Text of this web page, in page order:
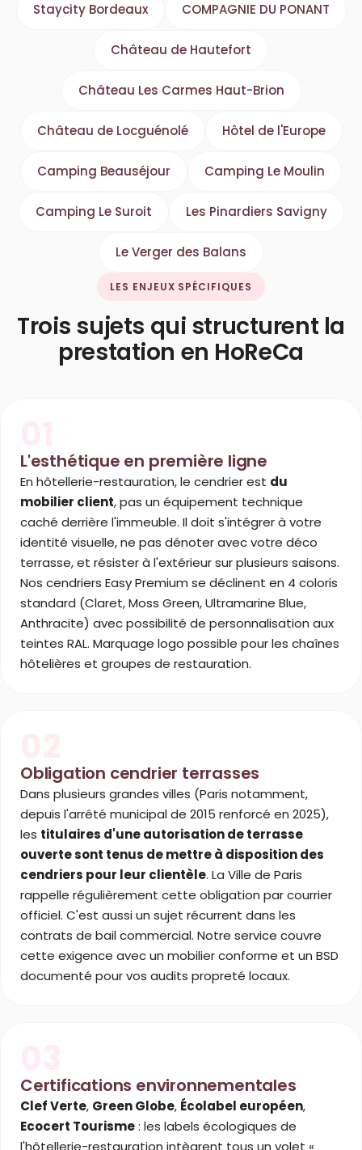
Staycity Bordeaux COMPAGNIE DU PONANT
Château de Hautefort
Château Les Carmes Haut-Brion
Château de Locguénolé Hôtel de l'Europe
Camping Beauséjour Camping Le Moulin
Camping Le Suroit Les Pinardiers Savigny
Le Verger des Balans
LES ENJEUX SPÉCIFIQUES
Trois sujets qui structurent la
prestation en HoReCa
L'esthétique en première ligne
En hôtellerie-restauration, le cendrier est du
mobilier client, pas un équipement technique
caché derrière l'immeuble. Il doit s'intégrer à votre
identité visuelle, ne pas dénoter avec votre déco
terrasse, et résister à l'extérieur sur plusieurs saisons.
Nos cendriers Easy Premium se déclinent en 4 coloris
standard (Claret, Moss Green, Ultramarine Blue,
Anthracite) avec possibilité de personnalisation aux
teintes RAL. Marquage logo possible pour les chaînes
hôtelières et groupes de restauration.
Obligation cendrier terrasses
Dans plusieurs grandes villes (Paris notamment,
depuis l'arrêté municipal de 2015 renforcé en 2025),
les titulaires d'une autorisation de terrasse
ouverte sont tenus de mettre à disposition des
cendriers pour leur clientèle. La Ville de Paris
rappelle régulièrement cette obligation par courrier
officiel. C'est aussi un sujet récurrent dans les
contrats de bail commercial. Notre service couvre
cette exigence avec un mobilier conforme et un BSD
documenté pour vos audits propreté locaux.
Certifications environnementales
Clef Verte, Green Globe, Écolabel européen,
Ecocert Tourisme: les labels écologiques de
l'hôtellerie-restauration intègrent tous un volet «